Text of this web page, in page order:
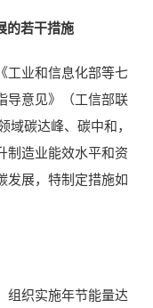
的若干措施
工业和信息化部等七
导意见》（工信部联
域碳达峰、碳中和，
制造业能效水平和资
发展，特制定措施如
组织实施年节能量达